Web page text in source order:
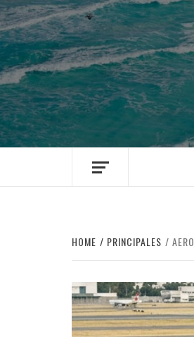
HOME PRINCIPALES